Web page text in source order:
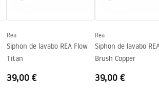
Rea
Siphon de lavabo REA Flow
Titan
39,00 €
Rea
Siphon de lavabo
Brush Copper
39,00 €